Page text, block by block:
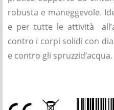
robusta e maneggevole.
e per tutte le attività
contro i corpi solidi con
e contro gli spruzzid’acqua.